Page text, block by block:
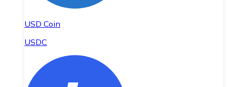
USD Coin
USDC